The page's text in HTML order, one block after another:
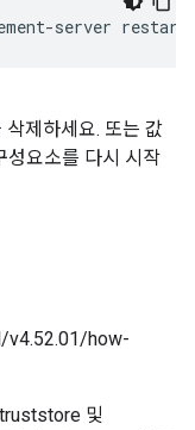
server restart
삭제하세요. 또는 값
성요소를 다시 시작
v4.52.01/how-
및